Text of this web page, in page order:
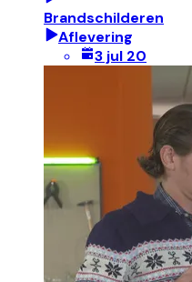
Brandschilderen
Aflevering
3 jul 20